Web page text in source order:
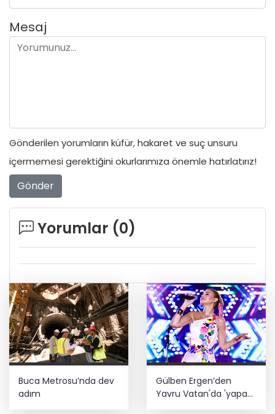
Mesaj
Gönderilen yorumların küfür, hakaret ve suç unsuru
içermemesi gerektiğini okurlarımıza önemle hatırlatırız!
Gönder
Yorumlar (0)
Buca Metrosu’nda dev
adım
Gülben Ergen’den
Yavru Vatan'da 'yapay
zekâ' çıkışı